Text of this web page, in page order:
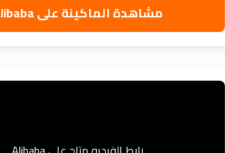
مشاهدة الماكينة على Alibaba